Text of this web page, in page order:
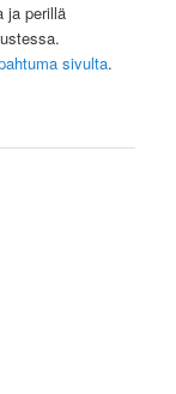
ja perillä
sivulta.